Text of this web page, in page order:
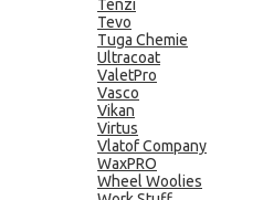
Tenzi
Tevo
Tuga Chemie
Ultracoat
ValetPro
Vasco
Vikan
Virtus
Vlatof Company
WaxPRO
Wheel Woolies